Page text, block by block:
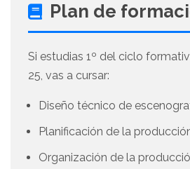
Plan de
Si estudias 1º del ciclo
25, vas a cursar:
Diseño técnico de
Planificación de la
Organización de la